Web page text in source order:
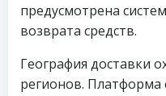
предусмотрена
возврата средств.
География доставки
регионов. Платформа